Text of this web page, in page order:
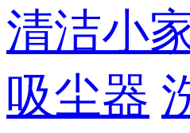
清洁小
吸尘器